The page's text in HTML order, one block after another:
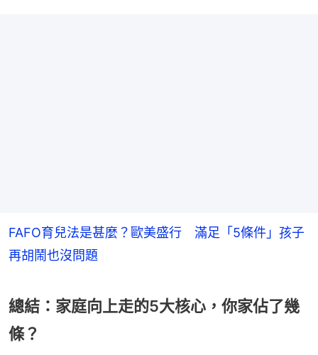
FAFO育兒法是甚麼？歐美盛行 滿足「5條件」孩子
再胡鬧也沒問題
總結：家庭向上走的5大核心，你家佔了幾
條？